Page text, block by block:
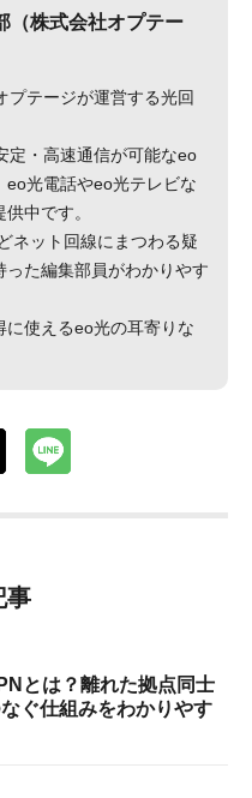
（株式会社オプテー
プテージが運営する光回
定・高速通信が可能なeo
eo光電話やeo光テレビな
中です。
ネット回線にまつわる疑
った編集部員がわかりやす
に使えるeo光の耳寄りな
事
とは？離れた拠点同士
ぐ仕組みをわかりやす